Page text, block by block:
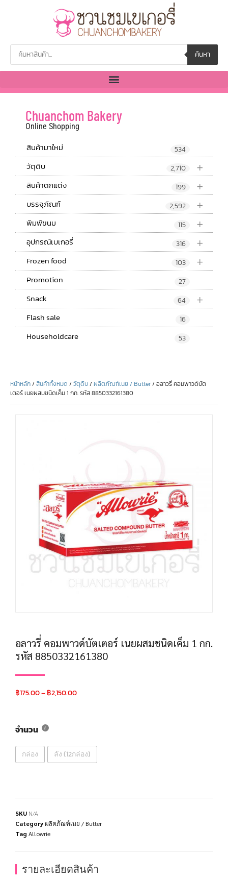
ค้นหา
Chuanchom Bakery
Online Shopping
สินค้ามาใหม่ 534
+
วัตุดิบ 2,710
+
สินค้าตกแต่ง 199
+
บรรจุภัณฑ์ 2,592
+
พิมพ์ขนม 115
+
อุปกรณ์เบเกอรี่ 316
+
Frozen food 103
Promotion 27
+
Snack 64
Flash sale 16
Householdcare 53
หน้าหลัก/สินค้าทั้งหมด /วัตุดิบ/ผลิตภัณฑ์เนย / Butter/ อลาวรี่ คอมพาวด์บัต
เตอร์ เนยผสมชนิดเค็ม 1 กก. รหัส 8850332161380
อลาวรี่ คอมพาวด์บัตเตอร์ เนยผสมชนิดเค็ม 1 กก.
รหัส 8850332161380
฿175.00–฿2,150.00
จำนวน
กล่อง ลัง (12กล่อง)
SKU N/A
Category ผลิตภัณฑ์เนย / Butter
Tag Allowrie
รายละเอียดสินค้า